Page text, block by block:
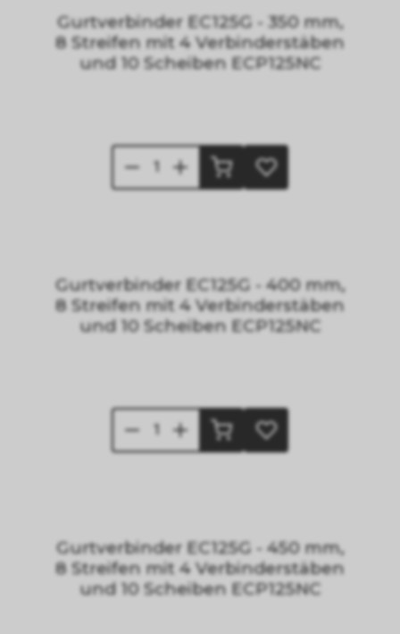
Gurtverbinder EC125G - 350 mm,
8 Streifen mit 4 Verbinderstäben
und 10 Scheiben ECP125NC
Gurtverbinder EC125G - 400 mm,
8 Streifen mit 4 Verbinderstäben
und 10 Scheiben ECP125NC
Gurtverbinder EC125G - 450 mm,
8 Streifen mit 4 Verbinderstäben
und 10 Scheiben ECP125NC